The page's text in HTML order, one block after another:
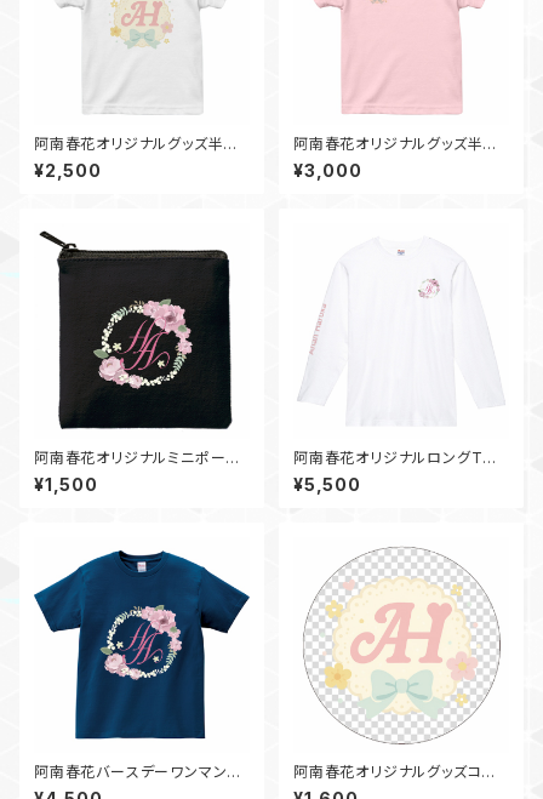
阿南春花オリジナルグッズ半袖
Tシャツ（ベビー90センチ）~20
25春デザイン~
¥2,500
阿南春花オリジナルグッズ半袖
Tシャツ（ベビー90センチ）~20
25春デザイン~
¥3,000
阿南春花オリジナルミニポーチ
（ブラック）
¥1,500
阿南春花オリジナルロングTシ
ャツ（ホワイト）
¥5,500
阿南春花バースデーワンマンラ
イブグッズTシャツ（ネイビー）
阿南春花オリジナルグッズコー
スター~2025年春デザイン~